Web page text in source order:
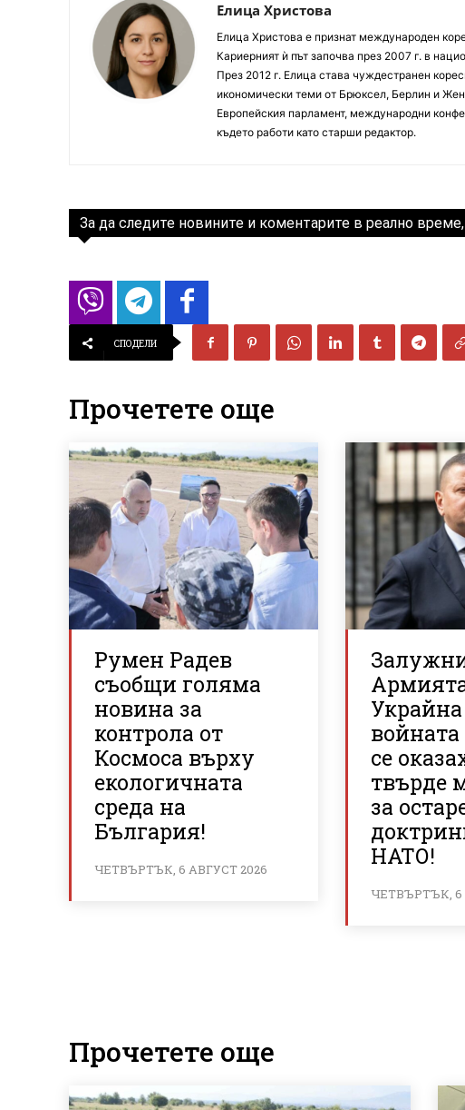
Елица Христова
Елица Христова е признат международен
Кариерният ѝ път започва през 2007 г. в
През 2012 г. Елица става чуждестранен
икономически теми от Брюксел, Берлин и
Европейския парламент, международни
където работи като старши редактор.
За да следите новините и коментарите в реално
СПОДЕЛИ
Прочетете още
Румен Радев
съобщи голяма
новина за
контрола от
Космоса върху
екологичната
среда на
България!
ЧЕТВЪРТЪК, 6 АВГУСТ 2026
се
твърде
за
НАТО!
ЧЕТВЪРТЪК, 6
Прочетете още